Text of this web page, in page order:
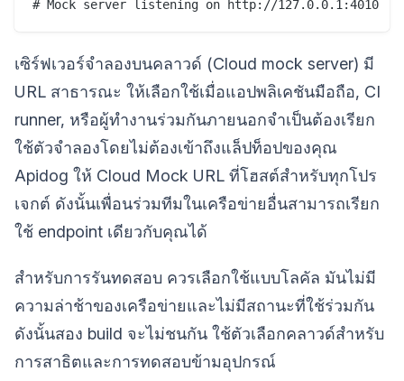
เซิร์ฟเวอร์จำลองบนคลาวด์ (Cloud mock server) มี
URL สาธารณะ ให้เลือกใช้เมื่อแอปพลิเคชันมือถือ, CI
runner, หรือผู้ทำงานร่วมกันภายนอกจำเป็นต้องเรียก
ใช้ตัวจำลองโดยไม่ต้องเข้าถึงแล็ปท็อปของคุณ
Apidog ให้ Cloud Mock URL ที่โฮสต์สำหรับทุกโปร
เจกต์ ดังนั้นเพื่อนร่วมทีมในเครือข่ายอื่นสามารถเรียก
ใช้ endpoint เดียวกับคุณได้
สำหรับการรันทดสอบ ควรเลือกใช้แบบโลคัล มันไม่มี
ความล่าช้าของเครือข่ายและไม่มีสถานะที่ใช้ร่วมกัน
ดังนั้นสอง build จะไม่ชนกัน ใช้ตัวเลือกคลาวด์สำหรับ
การสาธิตและการทดสอบข้ามอุปกรณ์